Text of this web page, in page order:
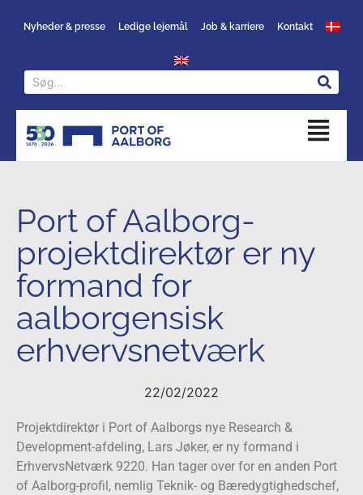
Nyheder & presse Ledige lejemål Job & karriere Kontakt
Port of Aalborg-
projektdirektør er ny
formand for
aalborgensisk
erhvervsnetværk
22/02/2022
Projektdirektør i Port of Aalborgs nye Research &
Development-afdeling, Lars Jøker, er ny formand i
ErhvervsNetværk 9220. Han tager over for en anden Port
of Aalborg-profil, nemlig Teknik- og Bæredygtighedschef,